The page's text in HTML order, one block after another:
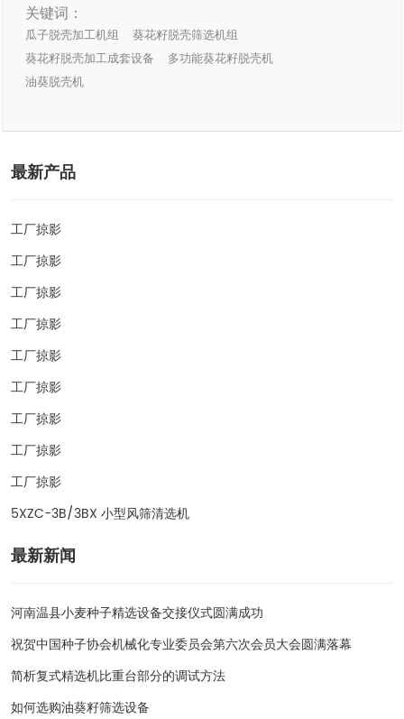
关键词：
瓜子脱壳加工机组
葵花籽脱壳筛选机组
葵花籽脱壳加工成套设备
多功能葵花籽脱壳机
油葵脱壳机
最新产品
工厂掠影
工厂掠影
工厂掠影
工厂掠影
工厂掠影
工厂掠影
工厂掠影
工厂掠影
工厂掠影
5XZC-3B/3BX 小型风筛清选机
最新新闻
河南温县小麦种子精选设备交接仪式圆满成功
祝贺中国种子协会机械化专业委员会第六次会员大会圆满落幕
简析复式精选机比重台部分的调试方法
如何选购油葵籽筛选设备